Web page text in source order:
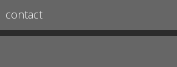
contact